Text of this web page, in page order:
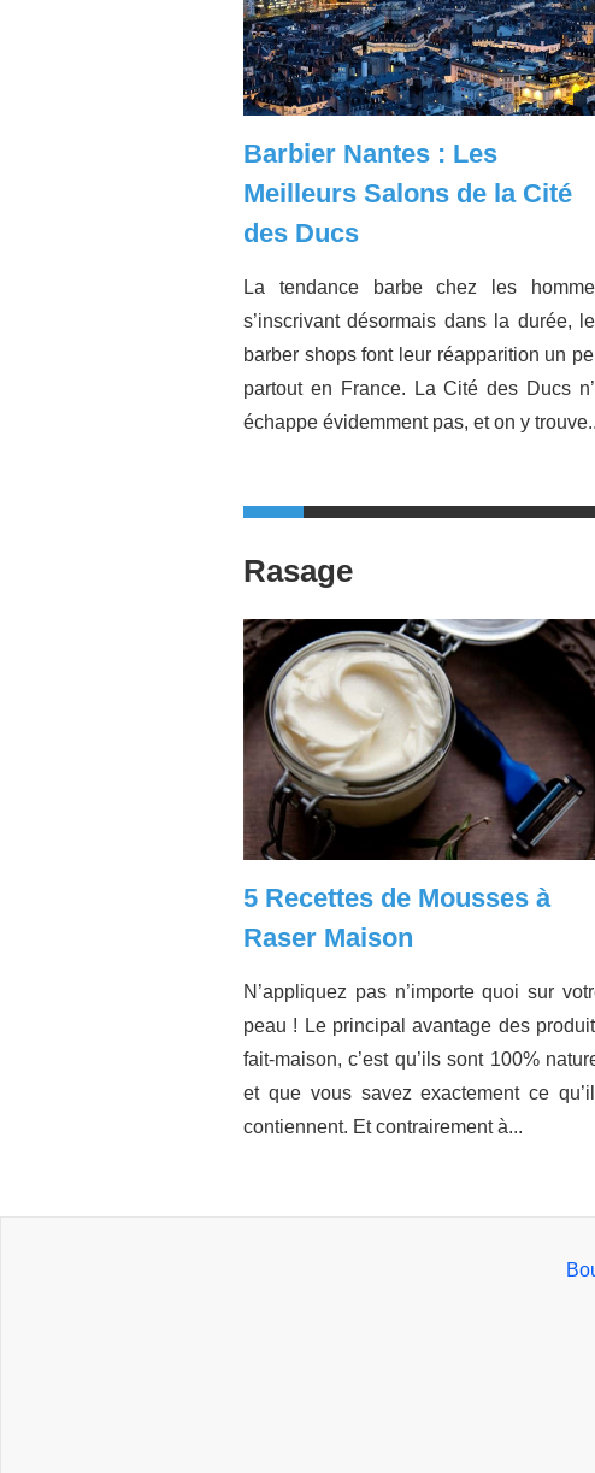
Barbier Nantes : Les
Meilleurs Salons de la Cité
des Ducs
La tendance barbe chez les
s’inscrivant désormais dans la durée,
barber shops font leur réapparition un
partout en France. La Cité des Ducs
échappe évidemment pas, et on y
Rasage
5 Recettes de Mousses à
Raser Maison
N’appliquez pas n’importe quoi sur
peau ! Le principal avantage des
fait-maison, c’est qu’ils sont 100%
et que vous savez exactement ce
contiennent. Et contrairement à...